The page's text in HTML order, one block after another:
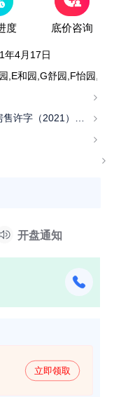
度 底价咨询
年4月17日
,E和园,G舒园,F怡园,C
许字（2021）第
开盘通知
立即领取